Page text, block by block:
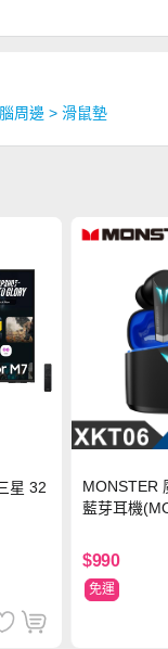
周邊 > 滑鼠墊
星 32
MONSTER
藍芽耳機
$990
免運